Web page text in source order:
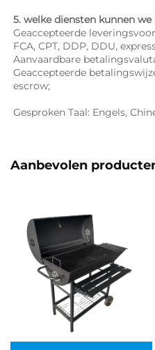
5. welke diensten kunnen we
Geaccepteerde
FCA, CPT, DDP, DDU,
Aanvaardbare
Geaccepteerde
escrow;
Gesproken Taal: Engels,
Aanbevolen